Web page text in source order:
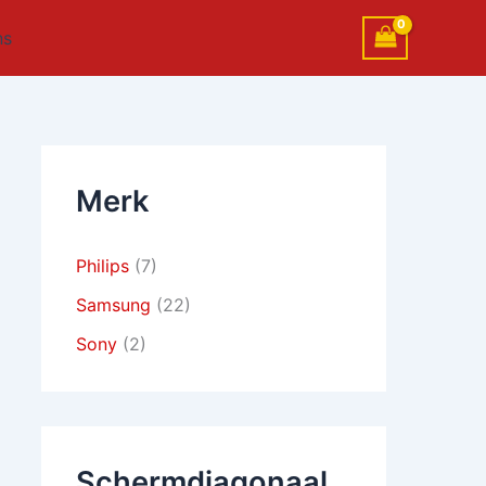
Merk
Philips (7)
Samsung (22)
Sony (2)